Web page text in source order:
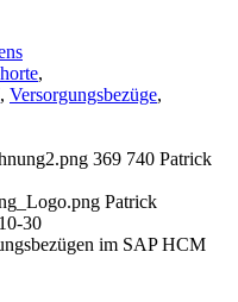
,
, Versorgungsbezüge,
369 740 Patrick
Patrick
30
im SAP HCM